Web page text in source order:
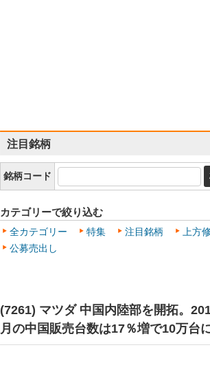
注目銘柄
銘柄コード
カテゴリーで絞り込む
全カテゴリー 特集 注目銘柄 上方
公募売出し
(7261) マツダ 中国内陸部を開拓。
月の中国販売台数は17％増で10万台